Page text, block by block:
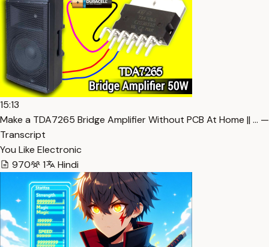
15:13
Make a TDA7265 Bridge Amplifier Without PCB At Home || … —
Transcript
You Like Electronic
970
1 Hindi